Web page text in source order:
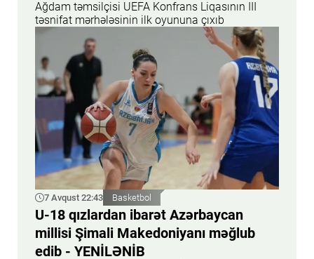
Ağdam təmsilçisi UEFA Konfrans Liqasının III
təsnifat mərhələsinin ilk oyununa çıxıb
7 Avqust 22:43 Basketbol
U-18 qızlardan ibarət Azərbaycan
millisi Şimali Makedoniyanı məğlub
edib - YENİLƏNİB